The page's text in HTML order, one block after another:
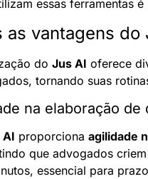
essas ferramentas
as vantagens
do Jus AI oferece
tornando suas
na elaboração de
AI proporciona agilidade
que advogados
essencial para